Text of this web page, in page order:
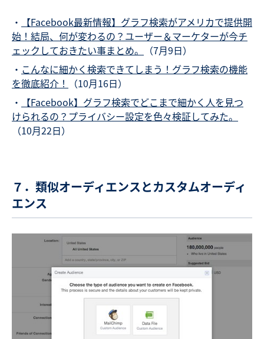
・
【Facebook最新情報】グラフ検索がアメリカで提供開
始！結局、何が変わるの？ユーザー＆マーケターが今チ
ェックしておきたい事まとめ。
（7月9日）
・ こんなに細かく検索できてしまう！グラフ検索の機能
を徹底紹介！
（10月16日）
・
【Facebook】グラフ検索でどこまで細かく人を見つ
けられるの？プライバシー設定を色々検証してみた。
（10月22日）
７．類似オーディエンスとカスタムオーディ
エンス